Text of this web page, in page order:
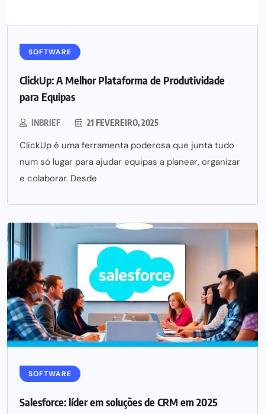
SOFTWARE
ClickUp: A Melhor Plataforma de Produtividade
para Equipas
INBRIEF 21 FEVEREIRO, 2025
ClickUp é uma ferramenta poderosa que junta tudo
num só lugar para ajudar equipas a planear, organizar
e colaborar. Desde
SOFTWARE
Salesforce: líder em soluções de CRM em 2025